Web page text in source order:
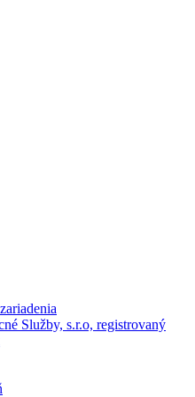
Služby, s.r.o, registrovaný